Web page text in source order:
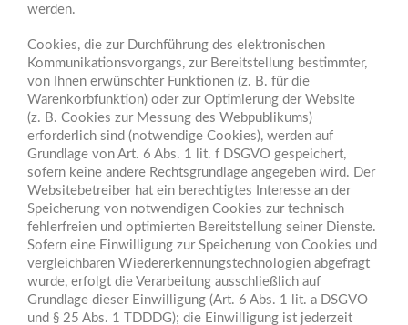
werden.
Cookies, die zur Durchführung des elektronischen
Kommunikationsvorgangs, zur Bereitstellung bestimmter,
von Ihnen erwünschter Funktionen (z. B. für die
Warenkorbfunktion) oder zur Optimierung der Website
(z. B. Cookies zur Messung des Webpublikums)
erforderlich sind (notwendige Cookies), werden auf
Grundlage von Art. 6 Abs. 1 lit. f DSGVO gespeichert,
sofern keine andere Rechtsgrundlage angegeben wird. Der
Websitebetreiber hat ein berechtigtes Interesse an der
Speicherung von notwendigen Cookies zur technisch
fehlerfreien und optimierten Bereitstellung seiner Dienste.
Sofern eine Einwilligung zur Speicherung von Cookies und
vergleichbaren Wiedererkennungstechnologien abgefragt
wurde, erfolgt die Verarbeitung ausschließlich auf
Grundlage dieser Einwilligung (Art. 6 Abs. 1 lit. a DSGVO
und § 25 Abs. 1 TDDDG); die Einwilligung ist jederzeit